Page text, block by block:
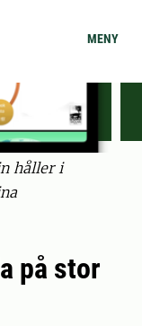
MENY
håller i
på stor